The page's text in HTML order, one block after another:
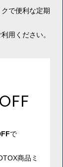
で便利な定期
用ください。
で
商品ミ